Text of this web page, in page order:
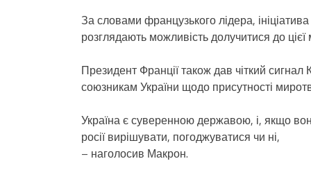
За словами французького лідера,
розглядають можливість долучитися до цієї
Президент Франції також дав чіткий
союзникам України щодо присутності
Україна є суверенною державою, і, якщо
росії вирішувати, погоджуватися чи ні,
– наголосив Макрон.